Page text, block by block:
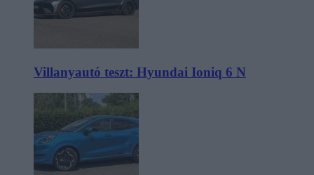
Villanyautó teszt: Hyundai Ioniq 6 N